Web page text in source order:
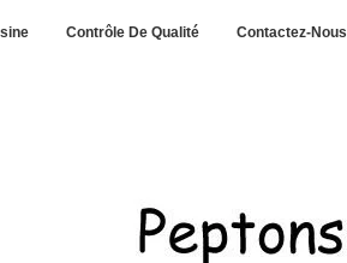
Contrôle De Qualité Contactez-Nous